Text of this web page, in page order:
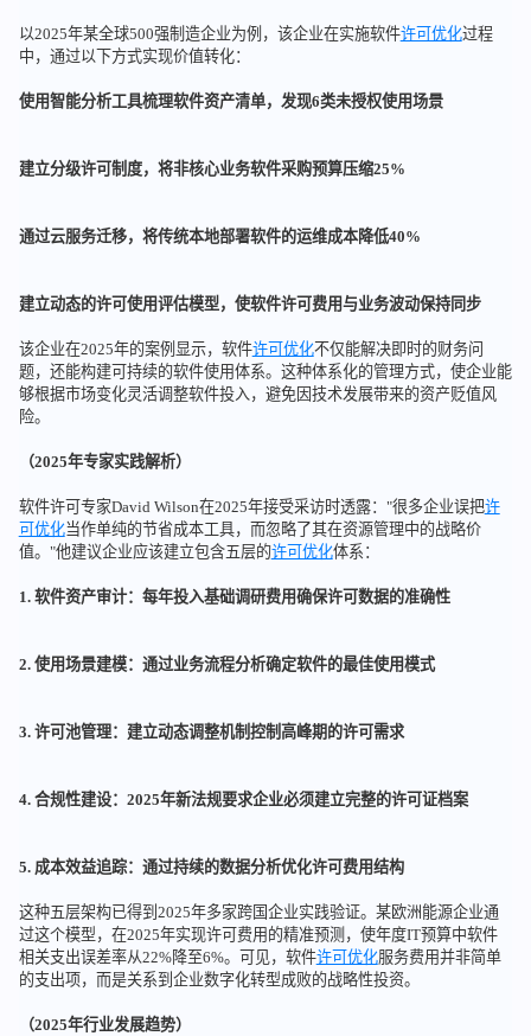
以2025年某全球500强制造企业为例，该企业在实施软件许可优化过程
中，通过以下方式实现价值转化：
使用智能分析工具梳理软件资产清单，发现6类未授权使用场景
建立分级许可制度，将非核心业务软件采购预算压缩25%
通过云服务迁移，将传统本地部署软件的运维成本降低40%
建立动态的许可使用评估模型，使软件许可费用与业务波动保持同步
该企业在2025年的案例显示，软件许可优化不仅能解决即时的财务问
题，还能构建可持续的软件使用体系。这种体系化的管理方式，使企业能
够根据市场变化灵活调整软件投入，避免因技术发展带来的资产贬值风
险。
（2025年专家实践解析）
软件许可专家David Wilson在2025年接受采访时透露："很多企业误把许
可优化当作单纯的节省成本工具，而忽略了其在资源管理中的战略价
值。"他建议企业应该建立包含五层的许可优化体系：
1. 软件资产审计：每年投入基础调研费用确保许可数据的准确性
2. 使用场景建模：通过业务流程分析确定软件的最佳使用模式
3. 许可池管理：建立动态调整机制控制高峰期的许可需求
4. 合规性建设：2025年新法规要求企业必须建立完整的许可证档案
5. 成本效益追踪：通过持续的数据分析优化许可费用结构
这种五层架构已得到2025年多家跨国企业实践验证。某欧洲能源企业通
过这个模型，在2025年实现许可费用的精准预测，使年度IT预算中软件
相关支出误差率从22%降至6%。可见，软件许可优化服务费用并非简单
的支出项，而是关系到企业数字化转型成败的战略性投资。
（2025年行业发展趋势）